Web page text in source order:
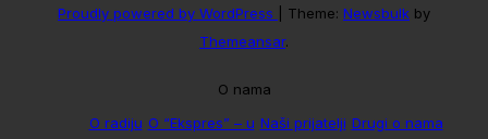
Proudly powered by WordPress Theme: Newsbulk by
Themeansar.
O nama
O radiju O “Ekspres” – u Naši prijatelji Drugi o nama